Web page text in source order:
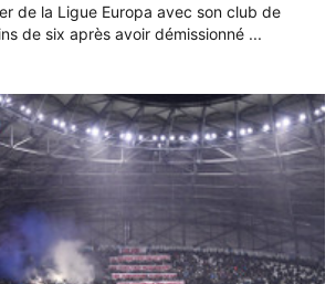
de la Ligue Europa avec son club de
de six après avoir démissionné ...